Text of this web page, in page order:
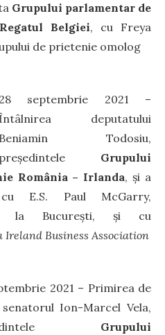
Grupului parlamentar de
Belgiei, cu Freya
de prietenie omolog
28 septembrie 2021 –
deputatului
Beniamin Todosiu,
președintele Grupului
România – Irlanda, și a
E.S. Paul McGarry,
la București, și cu
Ireland Business Association
2021 – Primirea de
Ion-Marcel Vela,
Grupului